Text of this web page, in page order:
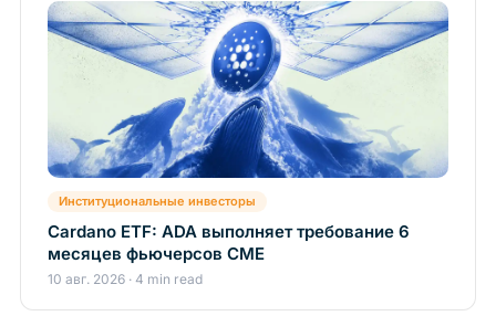
Институциональные инвесторы
Cardano ETF: ADA выполняет требование 6
месяцев фьючерсов CME
10 авг. 2026 · 4 min read